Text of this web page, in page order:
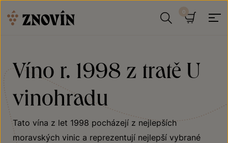
Víno r. 1998 z tratě U
vinohradu
Tato vína z let 1998 pocházejí z nejlepších
moravských vinic a reprezentují nejlepší vybrané